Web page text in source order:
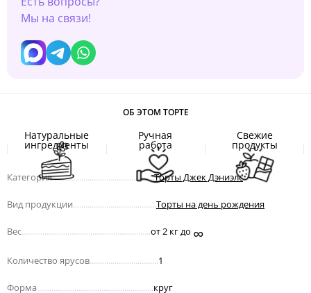
Мы на связи!
ОБ ЭТОМ ТОРТЕ
Натуральные
ингредиенты
Ручная
работа
Свежие
продукты
Категория.................................................Торты Джек Дэниэлс
Вид продукции Торты на день рождения
Вес от 2 кг до ∞
Количество ярусов 1
Форма круг